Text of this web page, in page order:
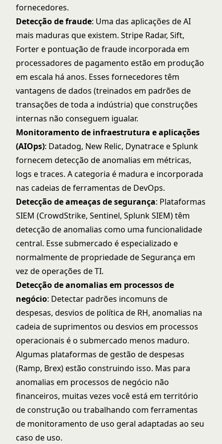
fornecedores.
Detecção de fraude: Uma das aplicações de AI
mais maduras que existem. Stripe Radar, Sift,
Forter e pontuação de fraude incorporada em
processadores de pagamento estão em produção
em escala há anos. Esses fornecedores têm
vantagens de dados (treinados em padrões de
transações de toda a indústria) que construções
internas não conseguem igualar.
Monitoramento de infraestrutura e aplicações
(AIOps): Datadog, New Relic, Dynatrace e Splunk
fornecem detecção de anomalias em métricas,
logs e traces. A categoria é madura e incorporada
nas cadeias de ferramentas de DevOps.
Detecção de ameaças de segurança: Plataformas
SIEM (CrowdStrike, Sentinel, Splunk SIEM) têm
detecção de anomalias como uma funcionalidade
central. Esse submercado é especializado e
normalmente de propriedade de Segurança em
vez de operações de TI.
Detecção de anomalias em processos de
negócio: Detectar padrões incomuns de
despesas, desvios de política de RH, anomalias na
cadeia de suprimentos ou desvios em processos
operacionais é o submercado menos maduro.
Algumas plataformas de gestão de despesas
(Ramp, Brex) estão construindo isso. Mas para
anomalias em processos de negócio não
financeiros, muitas vezes você está em território
de construção ou trabalhando com ferramentas
de monitoramento de uso geral adaptadas ao seu
caso de uso.